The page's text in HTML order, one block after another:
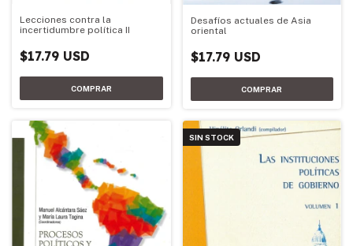
Lecciones contra la
incertidumbre política II
$17.79 USD
Desafíos actuales de Asia
oriental
$17.79 USD
SIN STOCK